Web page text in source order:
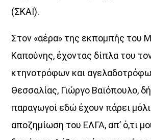
(ΣΚΑΪ).
Στον «αέρα» της εκπομπής του
Καπούνης, έχοντας δίπλα του
κτηνοτρόφων και
Θεσσαλίας, Γιώργο Βαϊόπουλο,
παραγωγοί εδώ έχουν πάρει
αποζημίωση του ΕΛΓΑ, απ’ ό,τι